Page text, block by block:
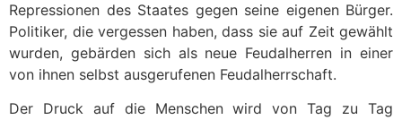
Repressionen des Staates gegen seine eigenen Bürger.
Politiker, die vergessen haben, dass sie auf Zeit gewählt
wurden, gebärden sich als neue Feudalherren in einer
von ihnen selbst ausgerufenen Feudalherrschaft.
Der Druck auf die Menschen wird von Tag zu Tag